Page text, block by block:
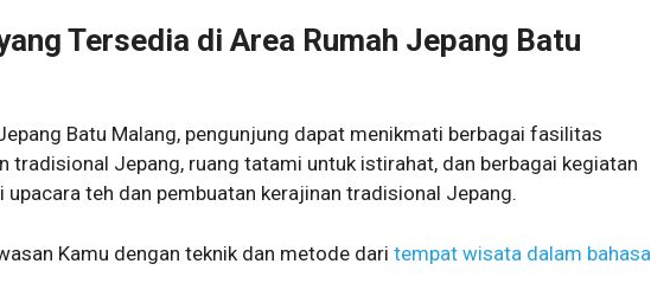
Tersedia di Area Rumah Jepang Batu
Batu Malang, pengunjung dapat menikmati berbagai fasilitas
tradisional Jepang, ruang tatami untuk istirahat, dan berbagai kegiatan
upacara teh dan pembuatan kerajinan tradisional Jepang.
Kamu dengan teknik dan metode dari tempat wisata dalam bahasa